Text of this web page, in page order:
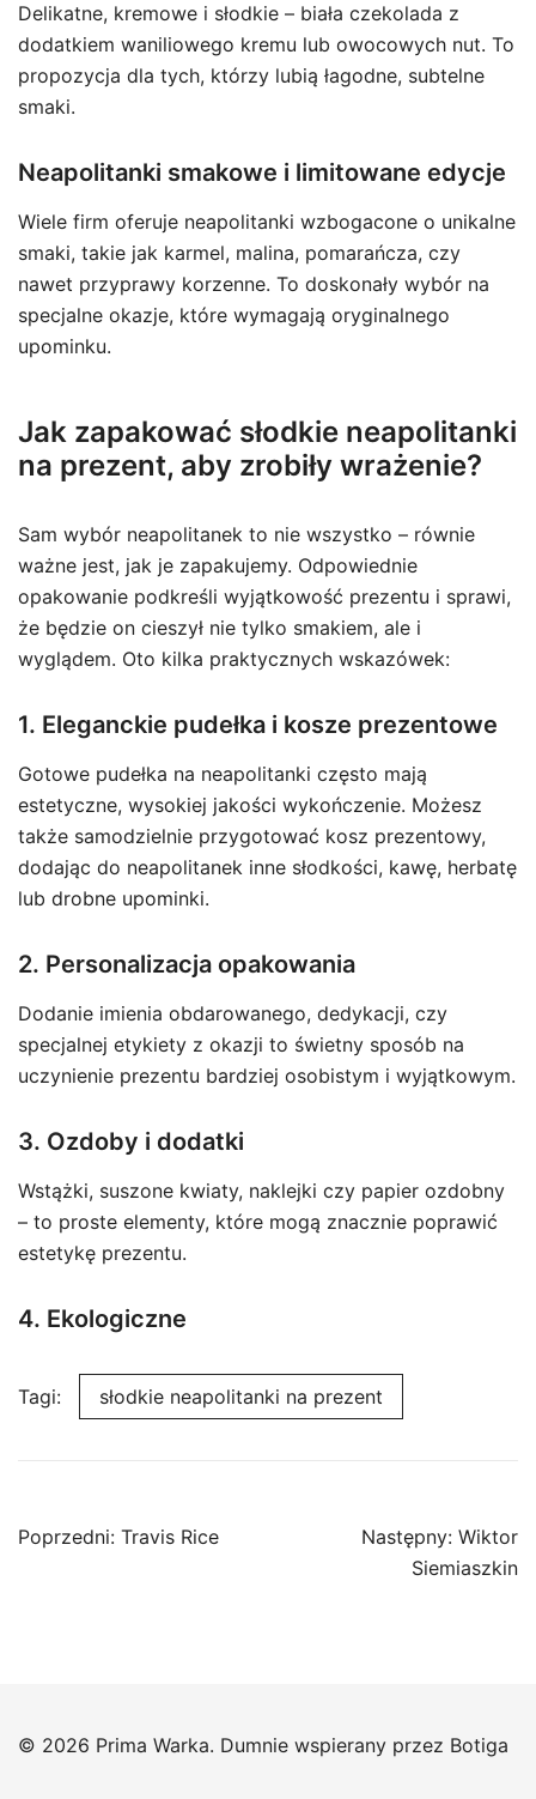
Delikatne, kremowe i słodkie – biała czekolada z
dodatkiem waniliowego kremu lub owocowych nut. To
propozycja dla tych, którzy lubią łagodne, subtelne
smaki.
Neapolitanki smakowe i limitowane edycje
Wiele firm oferuje neapolitanki wzbogacone o unikalne
smaki, takie jak karmel, malina, pomarańcza, czy
nawet przyprawy korzenne. To doskonały wybór na
specjalne okazje, które wymagają oryginalnego
upominku.
Jak zapakować słodkie neapolitanki
na prezent, aby zrobiły wrażenie?
Sam wybór neapolitanek to nie wszystko – równie
ważne jest, jak je zapakujemy. Odpowiednie
opakowanie podkreśli wyjątkowość prezentu i sprawi,
że będzie on cieszył nie tylko smakiem, ale i
wyglądem. Oto kilka praktycznych wskazówek:
1. Eleganckie pudełka i kosze prezentowe
Gotowe pudełka na neapolitanki często mają
estetyczne, wysokiej jakości wykończenie. Możesz
także samodzielnie przygotować kosz prezentowy,
dodając do neapolitanek inne słodkości, kawę, herbatę
lub drobne upominki.
2. Personalizacja opakowania
Dodanie imienia obdarowanego, dedykacji, czy
specjalnej etykiety z okazji to świetny sposób na
uczynienie prezentu bardziej osobistym i wyjątkowym.
3. Ozdoby i dodatki
Wstążki, suszone kwiaty, naklejki czy papier ozdobny
– to proste elementy, które mogą znacznie poprawić
estetykę prezentu.
4. Ekologiczne
Tagi: słodkie neapolitanki na prezent
Nawigacja
Poprzedni: Travis Rice Następny: Wiktor
Siemiaszkin
© 2026 Prima Warka. Dumnie wspierany przez Botiga